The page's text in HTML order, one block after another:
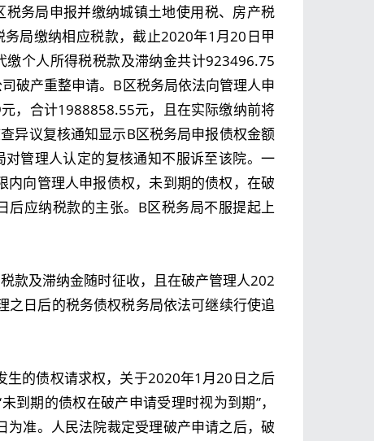
务局申报并缴纳城镇土地使用税、房产税
局缴纳相应税款，截止2020年1月20日甲
个人所得税税款及滞纳金共计923496.75
破产重整申请。B区税务局依法向管理人申
，合计1988858.55元，且在实际缴纳前将
异议复核通知显示B区税务局申报债权金额
管理人认定的复核通知不服诉至该院。一
向管理人申报债权，未到期的债权，在破
应纳税款的主张。B区税务局不服提起上
款及滞纳金随时征收，且在破产管理人202
之日后的税务债权税务局依法可继续行使追
生的债权请求权，关于2020年1月20日之后
到期的债权在破产申请受理时视为到期”，
准。人民法院裁定受理破产申请之后，破